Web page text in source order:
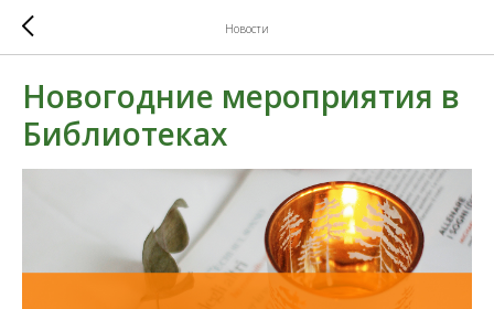
Новости
Новогодние мероприятия в
Библиотеках